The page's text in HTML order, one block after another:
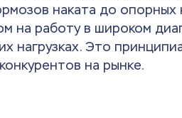
наката до опорных
на работу в широком
нагрузках. Это
на рынке.